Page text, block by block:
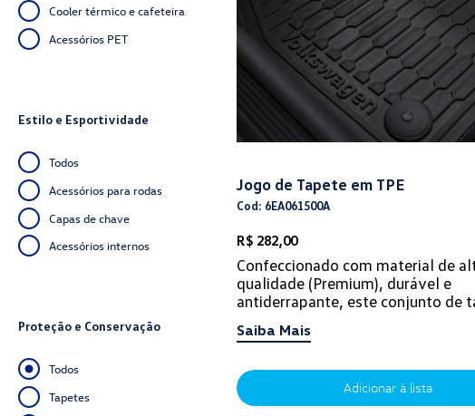
Cooler térmico e cafeteira
Acessórios PET
Estilo e Esportividade
Todos
Acessórios para rodas
Capas de chave
Acessórios internos
Proteção e Conservação
Todos
Tapetes
Jogo de Tapete em TPE
Cod: 6EA061500A
R$ 282,00
Confeccionado com material de
qualidade (Premium), durável e
antiderrapante, este conjunto de
sujeira e um...
Saiba Mais
Adicionar à lista